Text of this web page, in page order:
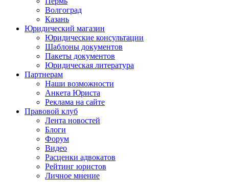
Волгоград
Казань
Юридический магазин
Юридические консультации
Шаблоны документов
Пакеты документов
Юридическая литература
Партнерам
Наши возможности
Анкета Юриста
Реклама на сайте
Правовой клуб
Лента новостей
Блоги
Форум
Видео
Расценки адвокатов
Рейтинг юристов
Личное мнение